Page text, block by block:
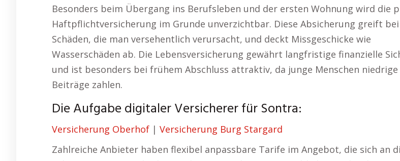
Besonders beim Übergang ins Berufsleben und der ersten Wohnung wird die
Haftpflichtversicherung im Grunde unverzichtbar. Diese Absicherung greift bei
Schäden, die man versehentlich verursacht, und deckt Missgeschicke wie
Wasserschäden ab. Die Lebensversicherung gewährt langfristige finanzielle
und ist besonders bei frühem Abschluss attraktiv, da junge Menschen niedrige
Beiträge zahlen.
Die Aufgabe digitaler Versicherer für Sontra:
Versicherung Oberhof | Versicherung Burg Stargard
Zahlreiche Anbieter haben flexibel anpassbare Tarife im Angebot, die sich an